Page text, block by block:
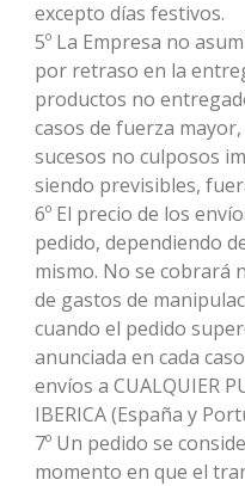
excepto días festivos.
5º La Empresa no
por retraso en la
productos no
casos de fuerza
sucesos no culposos
siendo previsibles,
6º El precio de los
pedido, dependiendo
mismo. No se cobrará
de gastos de
cuando el pedido
anunciada en cada
envíos a CUALQUIER
IBERICA (España y
7º Un pedido se
momento en que el